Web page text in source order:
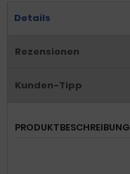
Details
Rezensionen
Kunden-Tipp
PRODUKTBESCHREIBUNG